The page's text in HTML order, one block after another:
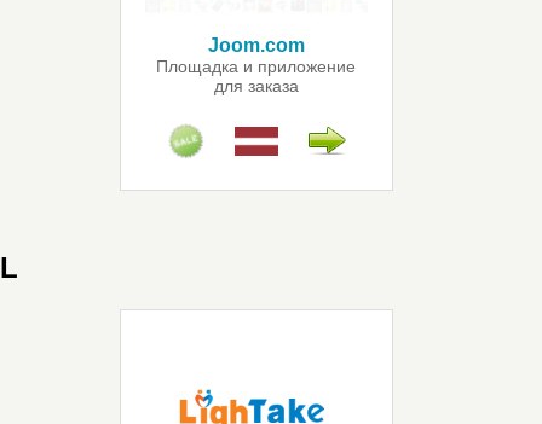
Joom.com
Площадка и приложение
для заказа
L